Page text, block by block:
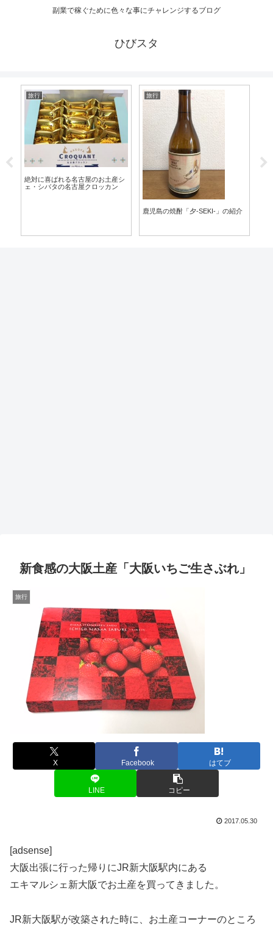
副業で稼ぐために色々な事にチャレンジするブログ
ひびスタ
旅行
絶対に喜ばれる名古屋のお土産シ
ェ・シバタの名古屋クロッカン
旅行
鹿児島の焼酎「夕-SEKI-」の紹介
新食感の大阪土産「大阪いちご生さぶれ」
旅行
X Facebook はてブ
LINE コピー
2017.05.30
[adsense]
大阪出張に行った帰りにJR新大阪駅内にある
エキマルシェ新大阪でお土産を買ってきました。
JR新大阪駅が改築された時に、お土産コーナーのところ